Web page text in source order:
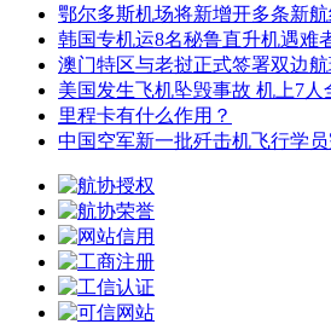
鄂尔多斯机场将新增开多条新
韩国专机运8名秘鲁直升机遇难
澳门特区与老挝正式签署双边航
美国发生飞机坠毁事故 机上7人
里程卡有什么作用？
中国空军新一批歼击机飞行学